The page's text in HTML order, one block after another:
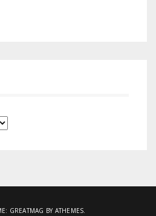
GREATMAG BY ATHEMES.